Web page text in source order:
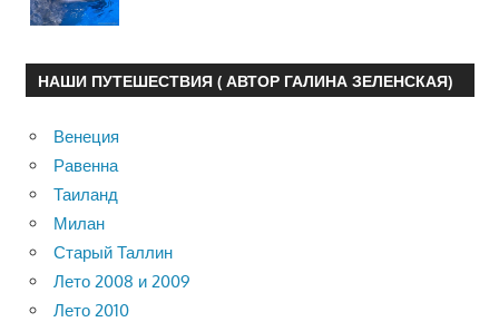
НАШИ ПУТЕШЕСТВИЯ ( АВТОР ГАЛИНА ЗЕЛЕНСКАЯ)
Венеция
Равенна
Таиланд
Милан
Старый Таллин
Лето 2008 и 2009
Лето 2010